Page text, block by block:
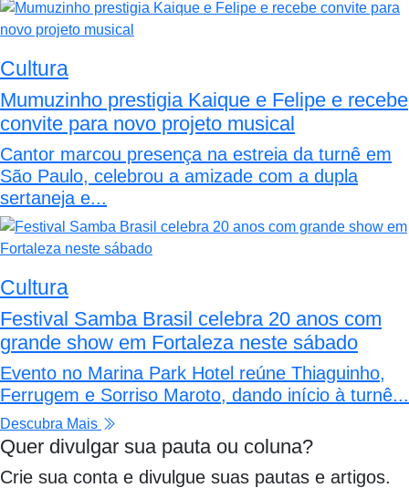
Cultura
Mumuzinho prestigia Kaique e Felipe e recebe
convite para novo projeto musical
Cantor marcou presença na estreia da turnê em
São Paulo, celebrou a amizade com a dupla
sertaneja e...
Cultura
Festival Samba Brasil celebra 20 anos com
grande show em Fortaleza neste sábado
Evento no Marina Park Hotel reúne Thiaguinho,
Ferrugem e Sorriso Maroto, dando início à turnê...
Descubra Mais
Quer divulgar sua pauta ou coluna?
Crie sua conta e divulgue suas pautas e artigos.